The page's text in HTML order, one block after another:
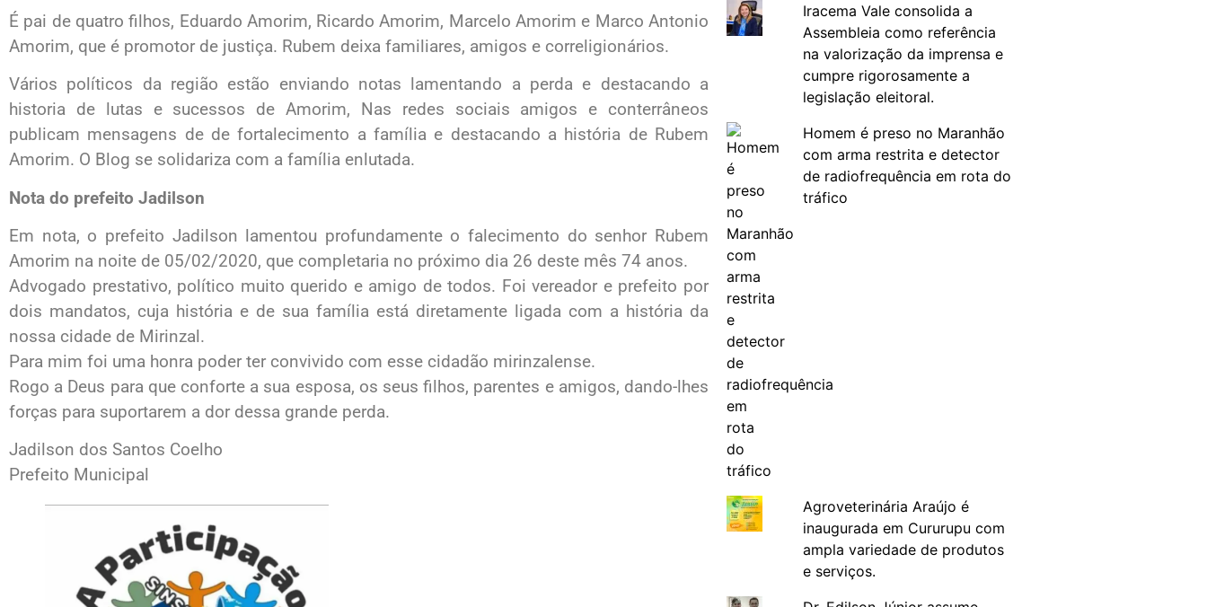
É pai de quatro filhos, Eduardo Amorim, Ricardo Amorim, Marcelo Amorim e Marco Antonio
Amorim, que é promotor de justiça. Rubem deixa familiares, amigos e correligionários.
Vários políticos da região estão enviando notas lamentando a perda e destacando a
historia de lutas e sucessos de Amorim, Nas redes sociais amigos e conterrâneos
publicam mensagens de de fortalecimento a família e destacando a história de Rubem
Amorim. O Blog se solidariza com a família enlutada.
Nota do prefeito Jadilson
Em nota, o prefeito Jadilson lamentou profundamente o falecimento do senhor Rubem
Amorim na noite de 05/02/2020, que completaria no próximo dia 26 deste mês 74 anos.
Advogado prestativo, político muito querido e amigo de todos. Foi vereador e prefeito por
dois mandatos, cuja história e de sua família está diretamente ligada com a história da
nossa cidade de Mirinzal.
Para mim foi uma honra poder ter convivido com esse cidadão mirinzalense.
Rogo a Deus para que conforte a sua esposa, os seus filhos, parentes e amigos, dando-lhes
forças para suportarem a dor dessa grande perda.
Jadilson dos Santos Coelho
Prefeito Municipal
Iracema Vale consolida a
Assembleia como referência
na valorização da imprensa e
cumpre rigorosamente a
legislação eleitoral.
Homem é preso no Maranhão
com arma restrita e detector
de radiofrequência em rota do
tráfico
Agroveterinária Araújo é
inaugurada em Cururupu com
ampla variedade de produtos
e serviços.